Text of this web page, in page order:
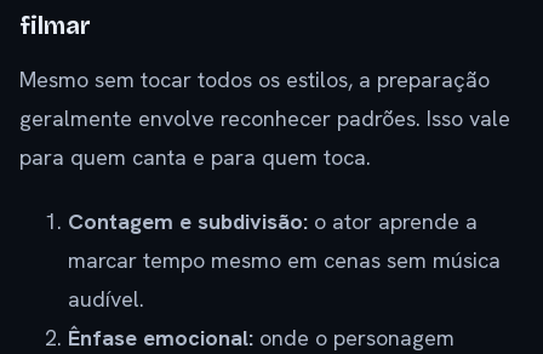
filmar
Mesmo sem tocar todos os estilos, a preparação
geralmente envolve reconhecer padrões. Isso vale
para quem canta e para quem toca.
Contagem e subdivisão: o ator aprende a
marcar tempo mesmo em cenas sem música
audível.
Ênfase emocional: onde o personagem